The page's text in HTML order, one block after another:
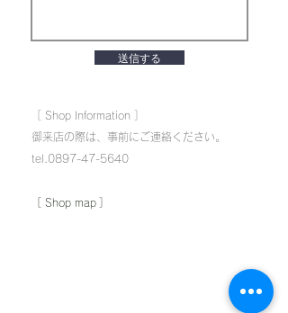
送信する
Shop map
御来店の際は、事前にご連絡ください。
​tel.0897-47-5640
​［ Shop Information ］